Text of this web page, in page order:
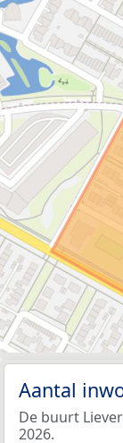
Aantal
De buurt
2026.